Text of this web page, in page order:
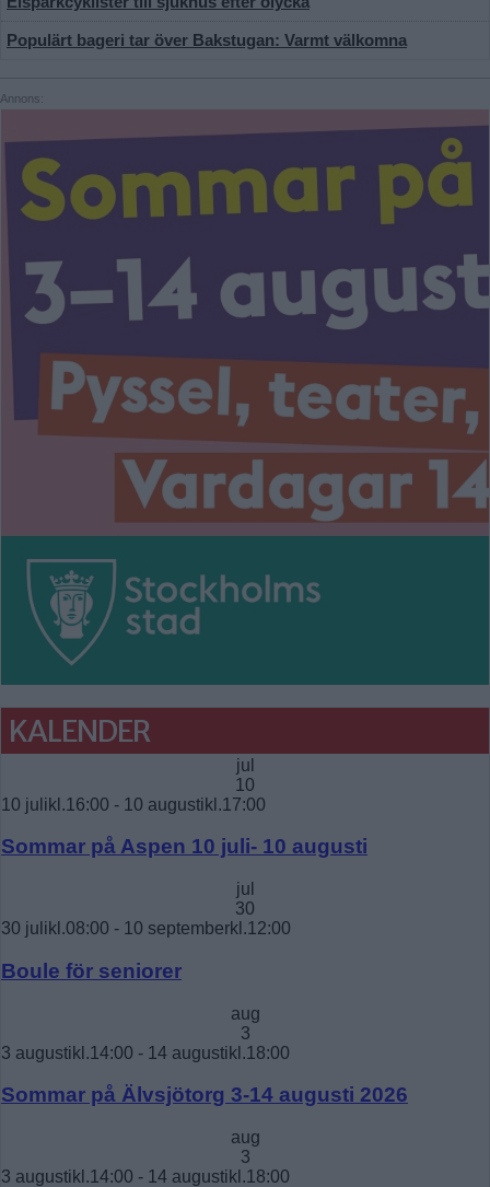
Populärt bageri tar över Bakstugan: Varmt välkomna
Annons:
KALENDER
jul
10
10 julikl.16:00 - 10 augustikl.17:00
Sommar på Aspen 10 juli- 10 augusti
jul
30
30 julikl.08:00 - 10 septemberkl.12:00
Boule för seniorer
aug
3
3 augustikl.14:00 - 14 augustikl.18:00
Sommar på Älvsjötorg 3-14 augusti 2026
aug
3
3 augustikl.14:00 - 14 augustikl.18:00